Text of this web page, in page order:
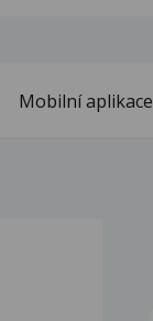
Mobilní aplikace